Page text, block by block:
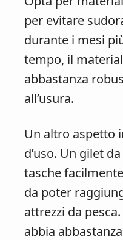
per evitare
durante i mesi
tempo, il
abbastanza
all’usura.
Un altro aspetto
d’uso. Un gilet
tasche
da poter
attrezzi da
abbia